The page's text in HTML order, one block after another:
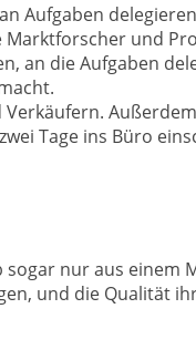
Aufgaben
und
an die Aufgaben
Tage ins Büro
nur aus
und die Qualität